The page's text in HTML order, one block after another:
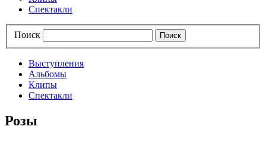
Спектакли
Поиск
Выступления
Альбомы
Клипы
Спектакли
Розы